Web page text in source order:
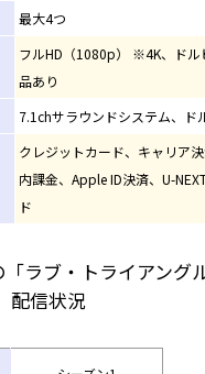
最大4つ
フルHD（1080p） ※4K、ドル
品あり
7.1chサラウンドシステム、ド
クレジットカード、キャリア
内課金、Apple ID決済、U-
ド
ラブ・トライアング
配信状況